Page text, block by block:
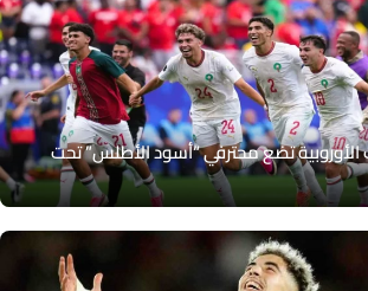
تضع محترفي “أسود الأطلس” تحت